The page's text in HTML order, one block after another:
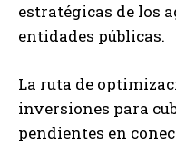
estratégicas de los
entidades públicas.
La ruta de
inversiones para
pendientes en